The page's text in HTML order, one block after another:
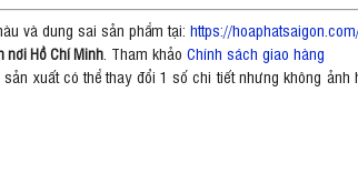
và dung sai sản phẩm tại: https://
nơi Hồ Chí Minh. Tham khảo Chính sách giao hàng
xuất có thể thay đổi 1 số chi tiết nhưng không